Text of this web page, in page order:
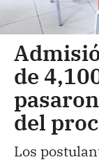
de
del
Los